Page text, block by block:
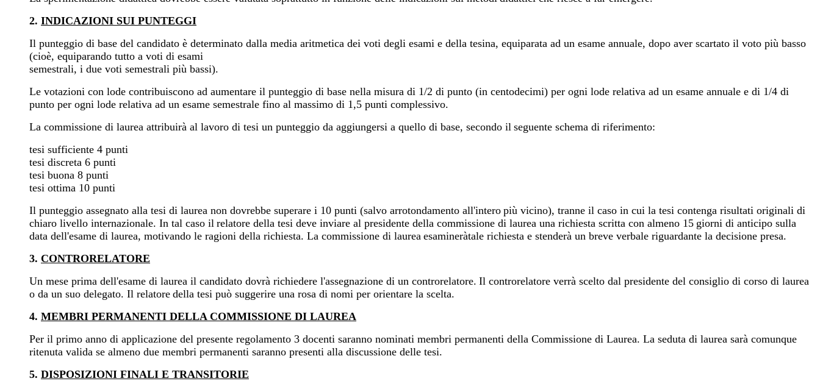
2. INDICAZIONI SUI PUNTEGGI
Il punteggio di base del candidato è determinato dalla media aritmetica dei voti degli esami e della tesina, equiparata ad un esame annuale, dopo aver scartato il voto più basso
(cioè, equiparando tutto a voti di esami
semestrali, i due voti semestrali più bassi).
Le votazioni con lode contribuiscono ad aumentare il punteggio di base nella misura di 1/2 di punto (in centodecimi) per ogni lode relativa ad un esame annuale e di 1/4 di
punto per ogni lode relativa ad un esame semestrale fino al massimo di 1,5 punti complessivo.
La commissione di laurea attribuirà al lavoro di tesi un punteggio da aggiungersi a quello di base, secondo il seguente schema di riferimento:
tesi sufficiente 4 punti
tesi discreta 6 punti
tesi buona 8 punti
tesi ottima 10 punti
Il punteggio assegnato alla tesi di laurea non dovrebbe superare i 10 punti (salvo arrotondamento all'intero più vicino), tranne il caso in cui la tesi contenga risultati originali di
chiaro livello internazionale. In tal caso il relatore della tesi deve inviare al presidente della commissione di laurea una richiesta scritta con almeno 15 giorni di anticipo sulla
data dell'esame di laurea, motivando le ragioni della richiesta. La commissione di laurea esamineràtale richiesta e stenderà un breve verbale riguardante la decisione presa.
3. CONTRORELATORE
Un mese prima dell'esame di laurea il candidato dovrà richiedere l'assegnazione di un controrelatore. Il controrelatore verrà scelto dal presidente del consiglio di corso di laurea
o da un suo delegato. Il relatore della tesi può suggerire una rosa di nomi per orientare la scelta.
4. MEMBRI PERMANENTI DELLA COMMISSIONE DI LAUREA
Per il primo anno di applicazione del presente regolamento 3 docenti saranno nominati membri permanenti della Commissione di Laurea. La seduta di laurea sarà comunque
ritenuta valida se almeno due membri permanenti saranno presenti alla discussione delle tesi.
5. DISPOSIZIONI FINALI E TRANSITORIE